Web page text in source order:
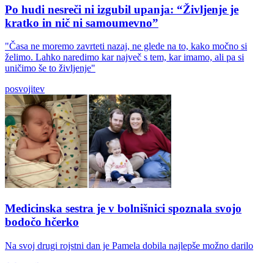
Po hudi nesreči ni izgubil upanja: “Življenje je
kratko in nič ni samoumevno”
"Časa ne moremo zavrteti nazaj, ne glede na to, kako močno si
želimo. Lahko naredimo kar največ s tem, kar imamo, ali pa si
uničimo še to življenje"
posvojitev
Medicinska sestra je v bolnišnici spoznala svojo
bodočo hčerko
Na svoj drugi rojstni dan je Pamela dobila najlepše možno darilo